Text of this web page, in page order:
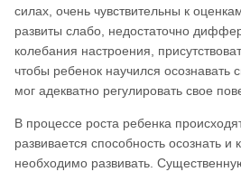
силах, очень чувствительны к
развиты слабо, недостаточно
колебания настроения,
чтобы ребенок научился
мог адекватно регулировать свое
В процессе роста ребенка
развивается способность осознать
необходимо развивать.